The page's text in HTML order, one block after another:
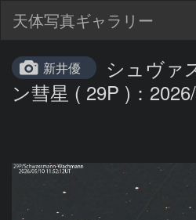
天体写真ギャラリー
新井優
シュヴァ
ン彗星 ( 29P )：